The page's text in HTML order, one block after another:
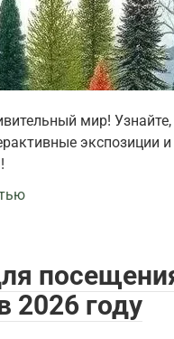
мир!
экспозиции
2026 году